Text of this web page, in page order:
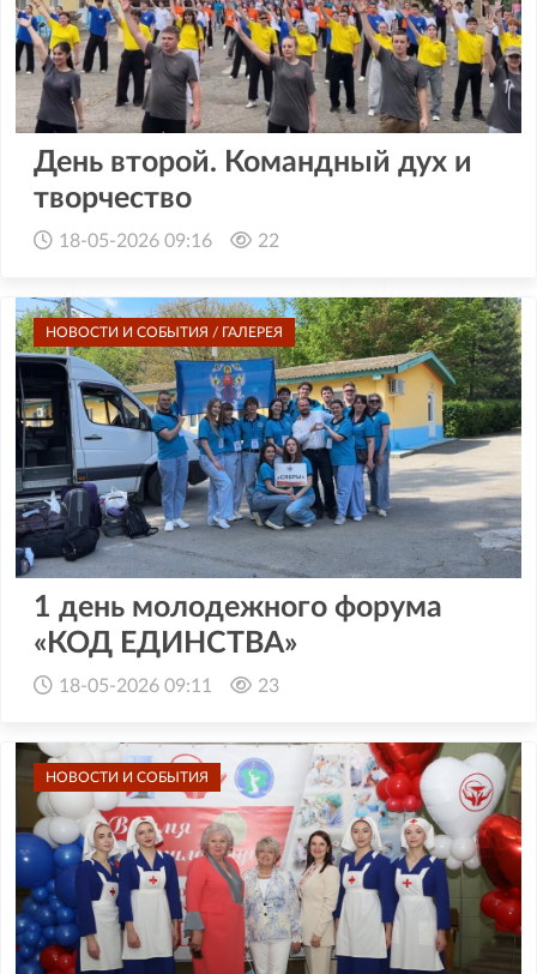
День второй. Командный дух и
творчество
18-05-2026 09:16 22
НОВОСТИ И СОБЫТИЯ / ГАЛЕРЕЯ
1 день молодежного форума
«КОД ЕДИНСТВА»
18-05-2026 09:11 23
НОВОСТИ И СОБЫТИЯ